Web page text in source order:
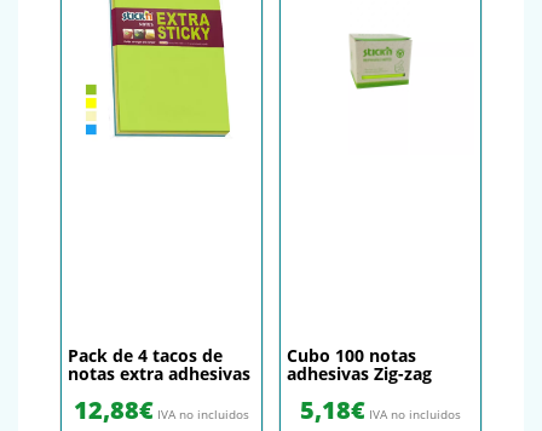
Pack de 4 tacos de
notas extra adhesivas
12,88€ IVA no incluidos
Cubo 100 notas
adhesivas Zig-zag
5,18€ IVA no incluidos